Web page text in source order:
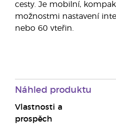
cesty. Je mobilní,
možnostmi nastavení
nebo 60 vteřin.
Náhled produktu
Vlastnosti a
prospěch